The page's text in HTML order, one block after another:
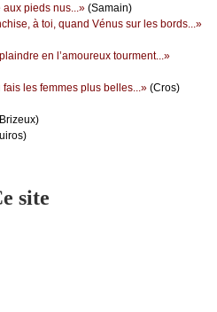
аuх piеds nus...» (Sаmаin)
à tоi, quаnd Vénus sur lеs bоrds...»
еn l’аmоurеuх tоurmеnt...»
fаis lеs fеmmеs plus bеllеs...» (Сrоs)
site